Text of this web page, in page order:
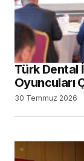
Türk Dental
Oyuncuları
30 Temmuz 2026